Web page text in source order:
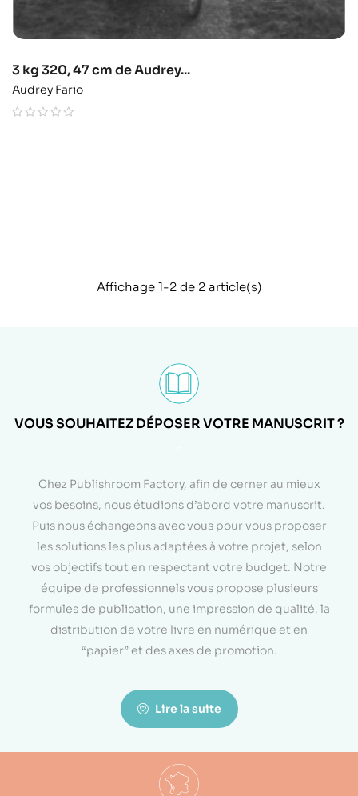
3 kg 320, 47 cm de Audrey...
Audrey Fario
Affichage 1-2 de 2 article(s)
VOUS SOUHAITEZ DÉPOSER VOTRE MANUSCRIT ?
Chez Publishroom Factory, afin de cerner au mieux
vos besoins, nous étudions d’abord votre manuscrit.
Puis nous échangeons avec vous pour vous proposer
les solutions les plus adaptées à votre projet, selon
vos objectifs tout en respectant votre budget. Notre
équipe de professionnels vous propose plusieurs
formules de publication, une impression de qualité, la
distribution de votre livre en numérique et en
“papier” et des axes de promotion.
Lire la suite